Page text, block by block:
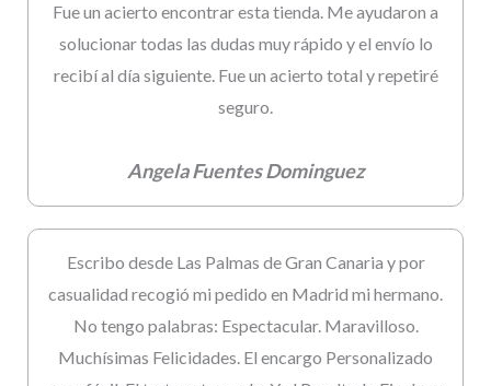
Fue un acierto encontrar esta tienda. Me ayudaron a
solucionar todas las dudas muy rápido y el envío lo
recibí al día siguiente. Fue un acierto total y repetiré
seguro.
Angela Fuentes Dominguez
Escribo desde Las Palmas de Gran Canaria y por
casualidad recogió mi pedido en Madrid mi hermano.
No tengo palabras: Espectacular. Maravilloso.
Muchísimas Felicidades. El encargo Personalizado